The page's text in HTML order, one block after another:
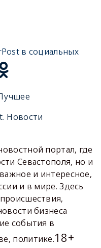
в социальных
Новости
портал, где
Севастополя, но и
и интересное,
и в мире. Здесь
бизнеса
события в
политике.18+